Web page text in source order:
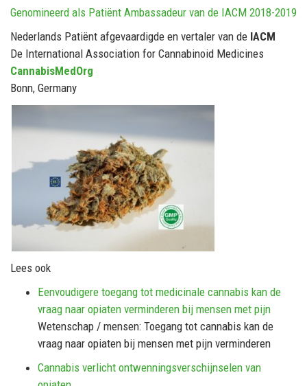
Genomineerd als Patiënt Ambassadeur van de IACM 2018-2019
Nederlands Patiënt afgevaardigde en vertaler van de IACM
De International Association for Cannabinoid Medicines
CannabisMedOrg
Bonn, Germany
Lees ook
Eenvoudigere toegang tot medicinale cannabis kan de
vraag naar opiaten verminderen bij mensen met pijn
Wetenschap / mensen: Toegang tot cannabis kan de
vraag naar opiaten bij mensen met pijn verminderen
Cannabis verlicht ontwenningsverschijnselen van